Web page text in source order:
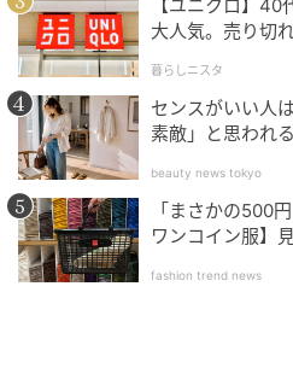
【ユニクロ】
大人気。売り切
暮らしニスタ
センスがいい人
素敵」と思われ
beauty news tokyo
「まさかの500
ワンコイン服】
fashion trend news